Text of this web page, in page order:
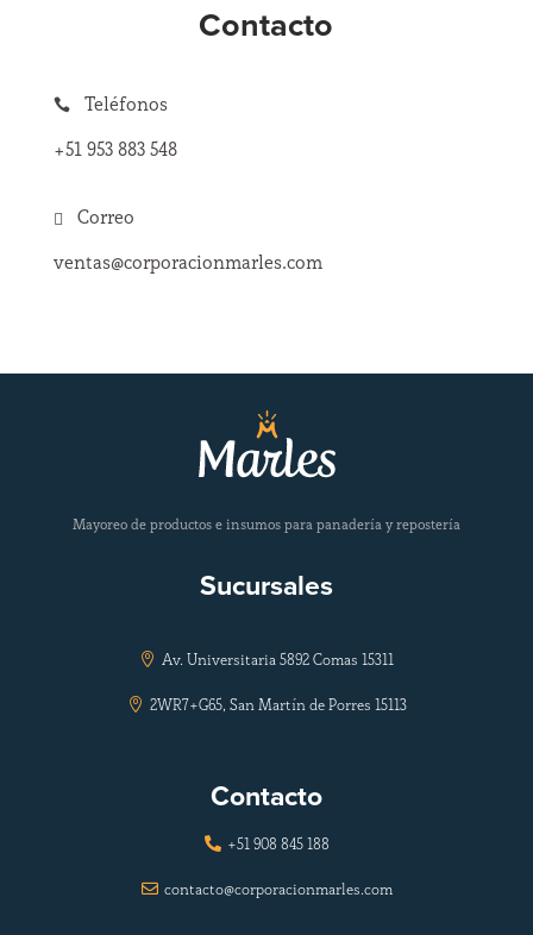
Contacto

Teléfonos
+51 953 883 548

Correo
ventas@corporacionmarles.com
Mayoreo de productos e insumos para panadería y repostería
Sucursales
 Av. Universitaria 5892 Comas 15311
 2WR7+G65, San Martín de Porres 15113
Contacto
 +51 908 845 188
 contacto@corporacionmarles.com